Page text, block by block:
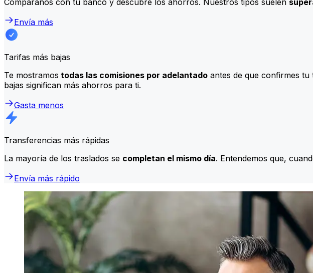
Envía más
Tarifas más bajas
Te mostramos todas las comisiones por adelantado antes de que confirmes tu
bajas significan más ahorros para ti.
Gasta menos
Transferencias más rápidas
La mayoría de los traslados se completan el mismo día. Entendemos que,
Envía más rápido